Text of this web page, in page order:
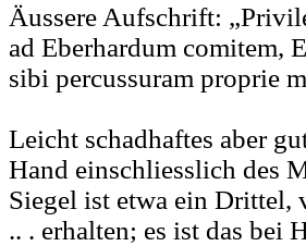
Äussere Aufschrift:
ad Eberhardum comitem,
sibi percussuram proprie
Leicht schadhaftes aber
Hand einschliesslich des
Siegel ist etwa ein Drittel,
.. . erhalten; es ist das bei